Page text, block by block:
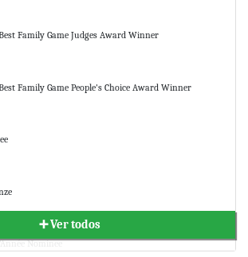
Family Game Judges Award Winner
Family Game People's Choice Award Winner
Nominee
➕ Ver todos